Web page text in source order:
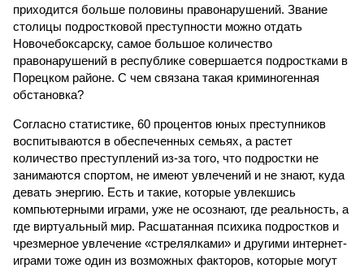
приходится больше половины правонарушений. Звание
столицы подростковой преступности можно отдать
Новочебоксарску, самое большое количество
правонарушений в республике совершается подростками в
Порецком районе. С чем связана такая криминогенная
обстановка?
Согласно статистике, 60 процентов юных преступников
воспитываются в обеспеченных семьях, а растет
количество преступлений из-за того, что подростки не
занимаются спортом, не имеют увлечений и не знают, куда
девать энергию. Есть и такие, которые увлекшись
компьютерными играми, уже не осознают, где реальность, а
где виртуальный мир. Расшатанная психика подростков и
чрезмерное увлечение «стрелялками» и другими интернет-
играми тоже один из возможных факторов, которые могут